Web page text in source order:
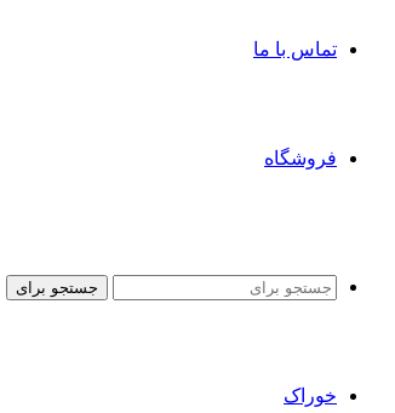
تماس با ما
فروشگاه
جستجو برای
خوراک